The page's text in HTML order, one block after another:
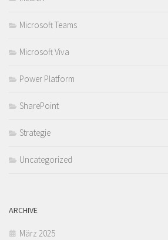
Microsoft Teams
Microsoft Viva
Power Platform
SharePoint
Strategie
Uncategorized
ARCHIVE
März 2025